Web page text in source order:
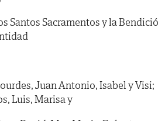
Santos Sacramentos y la
Juan Antonio, Isabel y Visi;
Luis, Marisa y